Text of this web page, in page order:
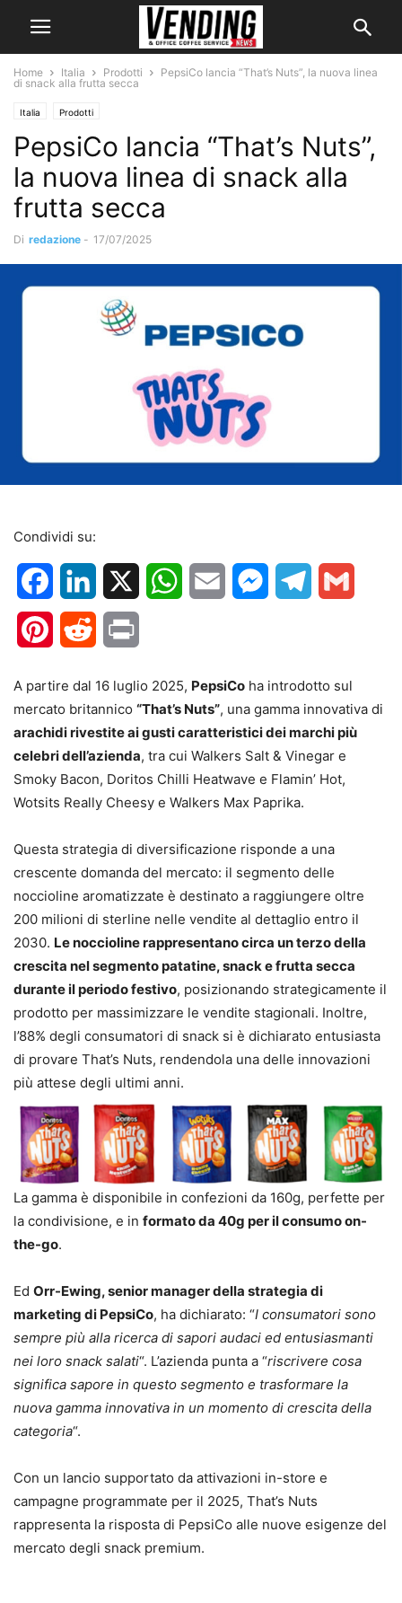
Home Italia Prodotti
PepsiCo lancia “That’s Nuts”, la nuova linea
di snack alla frutta secca
Italia Prodotti
PepsiCo lancia “That’s Nuts”,
la nuova linea di snack alla
frutta secca
Di redazione - 17/07/2025
Condividi su:
FacebookLinkedIn WhatsApp
Email MessengerTelegram
PinterestReddit
A partire dal 16 luglio 2025, PepsiCo ha introdotto sul
mercato britannico “That’s Nuts”, una gamma innovativa di
arachidi rivestite ai gusti caratteristici dei marchi più
celebri dell’azienda, tra cui Walkers Salt & Vinegar e
Smoky Bacon, Doritos Chilli Heatwave e Flamin’ Hot,
Wotsits Really Cheesy e Walkers Max Paprika.
Questa strategia di diversificazione risponde a una
crescente domanda del mercato: il segmento delle
noccioline aromatizzate è destinato a raggiungere oltre
200 milioni di sterline nelle vendite al dettaglio entro il
2030. Le noccioline rappresentano circa un terzo della
crescita nel segmento patatine, snack e frutta secca
durante il periodo festivo, posizionando strategicamente il
prodotto per massimizzare le vendite stagionali. Inoltre,
l’88% degli consumatori di snack si è dichiarato entusiasta
di provare That’s Nuts, rendendola una delle innovazioni
più attese degli ultimi anni.
La gamma è disponibile in confezioni da 160g, perfette per
la condivisione, e in formato da 40g per il consumo on-
the-go.
Ed Orr-Ewing, senior manager della strategia di
marketing di PepsiCo, ha dichiarato: “I consumatori sono
sempre più alla ricerca di sapori audaci ed entusiasmanti
nei loro snack salati“. L’azienda punta a “riscrivere cosa
significa sapore in questo segmento e trasformare la
nuova gamma innovativa in un momento di crescita della
categoria“.
Con un lancio supportato da attivazioni in-store e
campagne programmate per il 2025, That’s Nuts
rappresenta la risposta di PepsiCo alle nuove esigenze del
mercato degli snack premium.